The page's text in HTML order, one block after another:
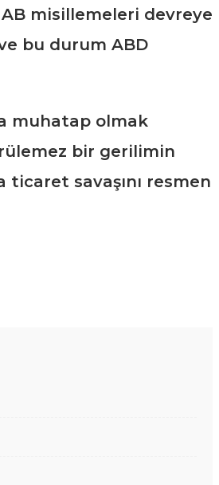
AB misillemeleri devreye
bu durum ABD
muhatap olmak
bir gerilimin
savaşını resmen